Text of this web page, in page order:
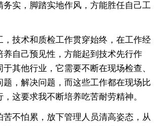
务实，脚踏实地作风，方能胜任自己工
技术和质检工作贯穿始终，在工作经
养自己预见性，方能起到技术先行作
其他行业，它需要不断在现场检查、
题，解决问题，而这些工作都在现场比
这要求我不断培养吃苦耐劳精神。
不怕累，放下管理人员清高姿态，从